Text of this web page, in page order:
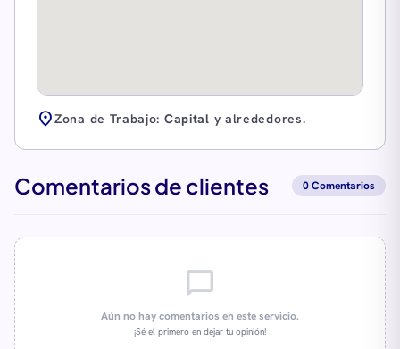
location_onZona de Trabajo: Capital y alrededores.
Comentarios de clientes 0 Comentarios
chat_bubble_outline
Aún no hay comentarios en este servicio.
¡Sé el primero en dejar tu opinión!